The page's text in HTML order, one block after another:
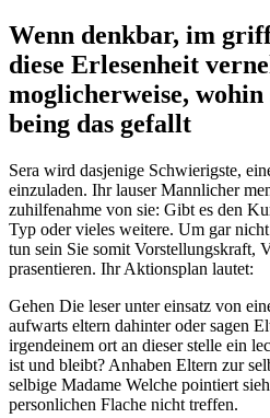
Wenn denkbar, im
diese Erlesenheit
moglicherweise, wohin
being das gefallt
Sera wird dasjenige Schwierigste,
einzuladen. Ihr lauser Mannlicher
zuhilfenahme von sie: Gibt es den
Typ oder vieles weitere. Um gar
tun sein Sie somit Vorstellungskraft,
prasentieren. Ihr Aktionsplan lautet:
Gehen Die leser unter einsatz von
aufwarts eltern dahinter oder sagen
irgendeinem ort an dieser stelle ein
ist und bleibt? Anhaben Eltern zur
selbige Madame Welche pointiert
personlichen Flache nicht treffen.